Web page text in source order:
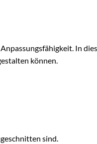
In
können.
sind.